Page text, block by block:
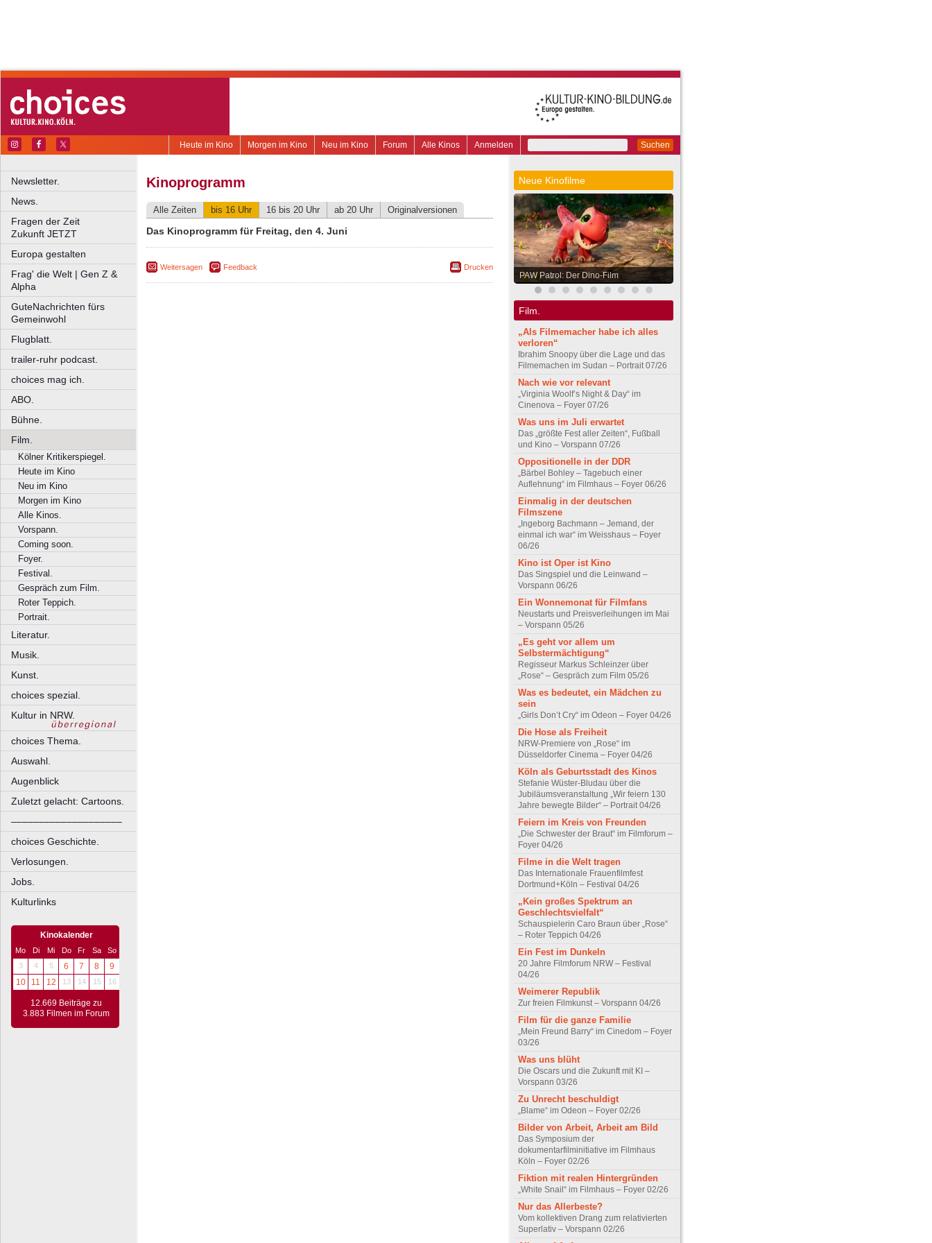
Suchen
Anmelden
Alle Kinos
Forum
Neu im Kino
Morgen im Kino
Heute im Kino
Newsletter.
News.
Fragen der Zeit
Zukunft JETZT
Europa gestalten
Frag' die Welt | Gen Z &
Alpha
GuteNachrichten fürs
Gemeinwohl
Flugblatt.
trailer-ruhr podcast.
choices mag ich.
ABO.
Bühne.
Film.
Kölner Kritikerspiegel.
Heute im Kino
Neu im Kino
Morgen im Kino
Alle Kinos.
Vorspann.
Coming soon.
Foyer.
Festival.
Gespräch zum Film.
Roter Teppich.
Portrait.
Literatur.
Musik.
Kunst.
choices spezial.
Kultur in NRW.
choices Thema.
Auswahl.
Augenblick
Zuletzt gelacht: Cartoons.
––––––––––––––––––––
choices Geschichte.
Verlosungen.
Jobs.
Kulturlinks
Kinokalender
Mo Di Mi Do Fr Sa
So
3
4 5 6 7 8
9
10
11 12 13 14 15 16
12.669 Beiträge zu
3.883 Filmen im Forum
Kinoprogramm
Alle Zeiten bis 16 Uhr 16 bis 20 Uhr ab 20 Uhr Originalversionen
Das Kinoprogramm für Freitag, den 4. Juni
Weitersagen Feedback Drucken
Neue Kinofilme
PAW Patrol: Der Dino-Film
Film.
„Als Filmemacher habe ich alles
verloren“
Ibrahim Snoopy über die Lage und das
Filmemachen im Sudan – Portrait 07/26
Nach wie vor relevant
„Virginia Woolf’s Night & Day“ im
Cinenova – Foyer 07/26
Was uns im Juli erwartet
Das „größte Fest aller Zeiten“, Fußball
und Kino – Vorspann 07/26
Oppositionelle in der DDR
„Bärbel Bohley – Tagebuch einer
Auflehnung“ im Filmhaus – Foyer 06/26
Einmalig in der deutschen
Filmszene
„Ingeborg Bachmann – Jemand, der
einmal ich war“ im Weisshaus – Foyer
06/26
Kino ist Oper ist Kino
Das Singspiel und die Leinwand –
Vorspann 06/26
Ein Wonnemonat für Filmfans
Neustarts und Preisverleihungen im Mai
– Vorspann 05/26
„Es geht vor allem um
Selbstermächtigung“
Regisseur Markus Schleinzer über
„Rose“ – Gespräch zum Film 05/26
Was es bedeutet, ein Mädchen zu
sein
„Girls Don’t Cry“ im Odeon – Foyer 04/26
Die Hose als Freiheit
NRW-Premiere von „Rose“ im
Düsseldorfer Cinema – Foyer 04/26
Köln als Geburtsstadt des Kinos
Stefanie Wüster-Bludau über die
Jubiläumsveranstaltung „Wir feiern 130
Jahre bewegte Bilder“ – Portrait 04/26
Feiern im Kreis von Freunden
„Die Schwester der Braut“ im Filmforum –
Foyer 04/26
Filme in die Welt tragen
Das Internationale Frauenfilmfest
Dortmund+Köln – Festival 04/26
„Kein großes Spektrum an
Geschlechtsvielfalt“
Schauspielerin Caro Braun über „Rose“
– Roter Teppich 04/26
Ein Fest im Dunkeln
20 Jahre Filmforum NRW – Festival
04/26
Weimerer Republik
Zur freien Filmkunst – Vorspann 04/26
Film für die ganze Familie
„Mein Freund Barry“ im Cinedom – Foyer
03/26
Was uns blüht
Die Oscars und die Zukunft mit KI –
Vorspann 03/26
Zu Unrecht beschuldigt
„Blame“ im Odeon – Foyer 02/26
Bilder von Arbeit, Arbeit am Bild
Das Symposium der
dokumentarfilminitiative im Filmhaus
Köln – Foyer 02/26
Fiktion mit realen Hintergründen
„White Snail“ im Filmhaus – Foyer 02/26
Nur das Allerbeste?
Vom kollektiven Drang zum relativierten
Superlativ – Vorspann 02/26